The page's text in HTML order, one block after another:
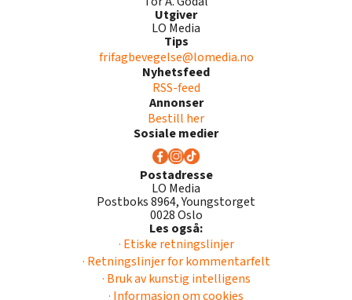
Utgiver
LO Media
Tips
frifagbevegelse@lomedia.no
Nyhetsfeed
RSS-feed
Annonser
Bestill her
Sosiale medier
Postadresse
LO Media
Postboks 8964, Youngstorget
0028 Oslo
Les også:
· Etiske retningslinjer
· Retningslinjer for kommentarfelt
· Bruk av kunstig intelligens
· Informasjon om cookies